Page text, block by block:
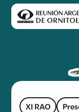
XI RAO